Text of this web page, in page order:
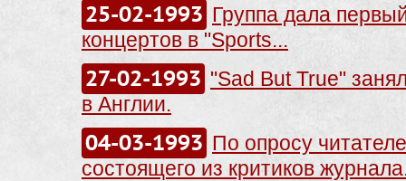
25-02-1993 Группа дала
концертов в "Sports...
27-02-1993 "Sad But True"
в Англии.
04-03-1993 По опросу
состоящего из критиков